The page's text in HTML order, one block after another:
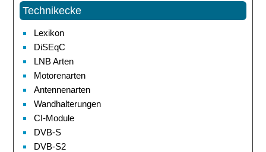
Technikecke
Lexikon
DiSEqC
LNB Arten
Motorenarten
Antennenarten
Wandhalterungen
CI-Module
DVB-S
DVB-S2